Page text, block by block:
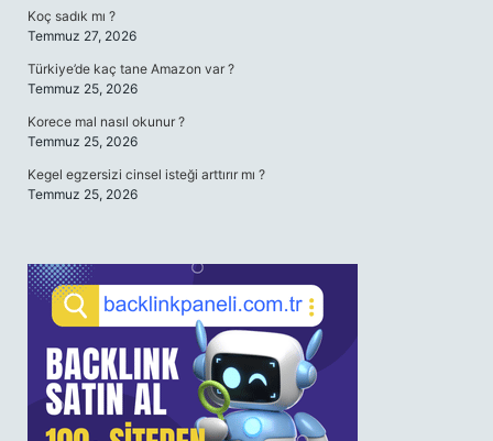
Koç sadık mı ?
Temmuz 27, 2026
Türkiye’de kaç tane Amazon var ?
Temmuz 25, 2026
Korece mal nasıl okunur ?
Temmuz 25, 2026
Kegel egzersizi cinsel isteği arttırır mı ?
Temmuz 25, 2026